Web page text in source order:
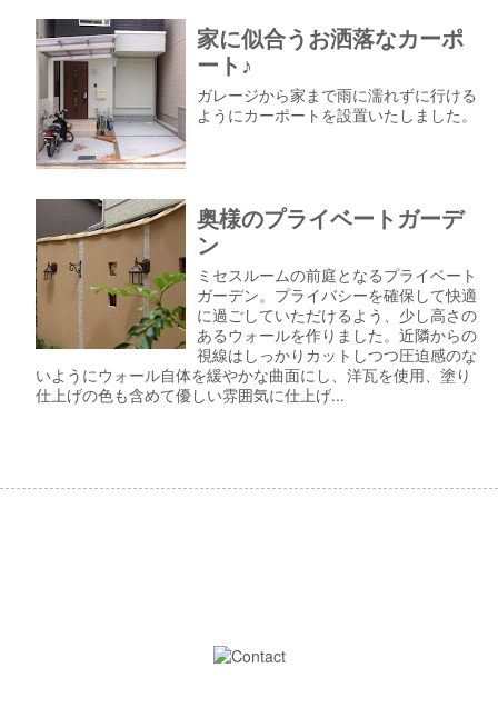
家に似合うお洒落なカーポ
ート♪
ガレージから家まで雨に濡れずに行ける
ようにカーポートを設置いたしました。
奥様のプライベートガーデ
ン
ミセスルームの前庭となるプライベート
ガーデン。プライバシーを確保して快適
に過ごしていただけるよう、少し高さの
あるウォールを作りました。近隣からの
視線はしっかりカットしつつ圧迫感のな
いようにウォール自体を緩やかな曲面にし、洋瓦を使用、塗り
仕上げの色も含めて優しい雰囲気に仕上げ...